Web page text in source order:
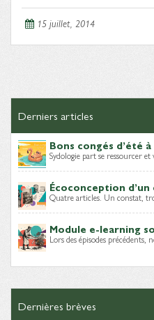
15 juillet, 2014
Derniers articles
Bons congés d’été
Sydologie part se ressourcer
Écoconception
Quatre articles. Un constat,
Module e-learning
Lors des épisodes précédents,
Dernières brèves